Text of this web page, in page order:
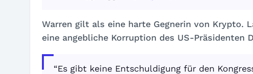
Warren gilt als eine harte Gegnerin von Krypto.
eine angebliche Korruption des US-Präsidenten
“Es gibt keine Entschuldigung für den